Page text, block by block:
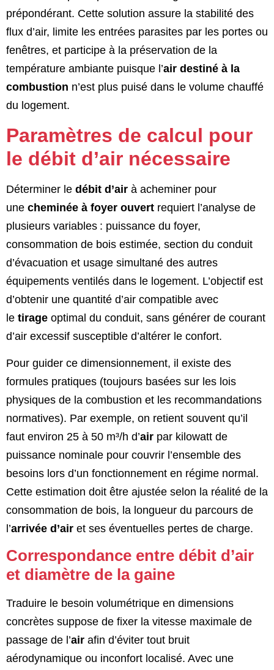
prépondérant. Cette solution assure la stabilité des
flux d’air, limite les entrées parasites par les portes ou
fenêtres, et participe à la préservation de la
température ambiante puisque l’air destiné à la
combustion n’est plus puisé dans le volume chauffé
du logement.
Paramètres de calcul pour
le débit d’air nécessaire
Déterminer le débit d’air à acheminer pour
une cheminée à foyer ouvert requiert l’analyse de
plusieurs variables : puissance du foyer,
consommation de bois estimée, section du conduit
d’évacuation et usage simultané des autres
équipements ventilés dans le logement. L’objectif est
d’obtenir une quantité d’air compatible avec
le tirage optimal du conduit, sans générer de courant
d’air excessif susceptible d’altérer le confort.
Pour guider ce dimensionnement, il existe des
formules pratiques (toujours basées sur les lois
physiques de la combustion et les recommandations
normatives). Par exemple, on retient souvent qu’il
faut environ 25 à 50 m³/h d’air par kilowatt de
puissance nominale pour couvrir l’ensemble des
besoins lors d’un fonctionnement en régime normal.
Cette estimation doit être ajustée selon la réalité de la
consommation de bois, la longueur du parcours de
l’arrivée d’air et ses éventuelles pertes de charge.
Correspondance entre débit d’air
et diamètre de la gaine
Traduire le besoin volumétrique en dimensions
concrètes suppose de fixer la vitesse maximale de
passage de l’air afin d’éviter tout bruit
aérodynamique ou inconfort localisé. Avec une